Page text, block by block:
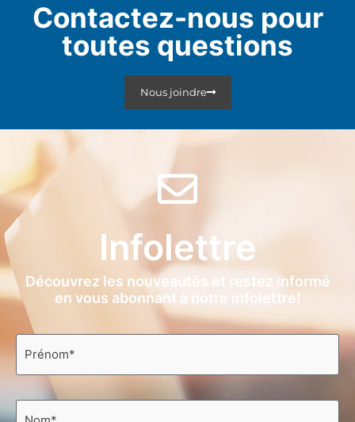
Contactez-nous pour
toutes questions
Nous joindre
Infolettre
Découvrez les nouveautés et restez informé
en vous abonnant à notre infolettre!
Prénom
Nom